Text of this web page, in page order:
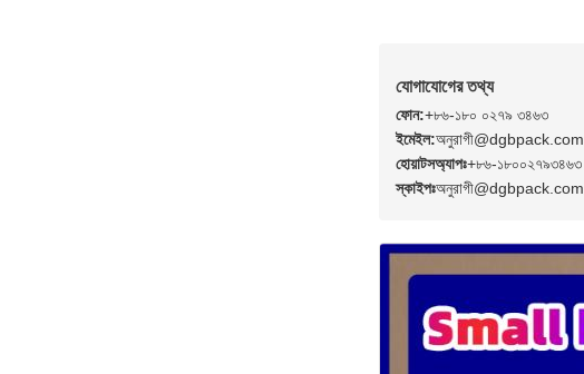
যোগাযোগের তথ্য
ফোন:+৮৬-১৮০ ০২৭৯ ৩৪৬৩
ইমেইল:অনুরাগী@dgbpack.com
হোয়াটসঅ্যাপঃ+৮৬-১৮০০২৭৯৩৪৬৩
স্কাইপঃঅনুরাগী@dgbpack.com